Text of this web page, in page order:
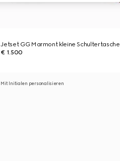
Jetset GG Marmont kleine Schultertasche
€ 1.500
Mit Initialen personalisieren